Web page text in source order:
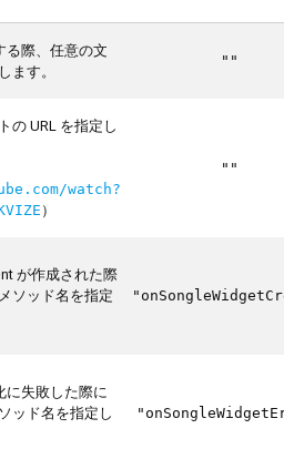
る際、任意の文
ます。
""
の URL を指定し
watch?
）
""
が作成された際
ソッド名を指定
に失敗した際に
ッド名を指定し